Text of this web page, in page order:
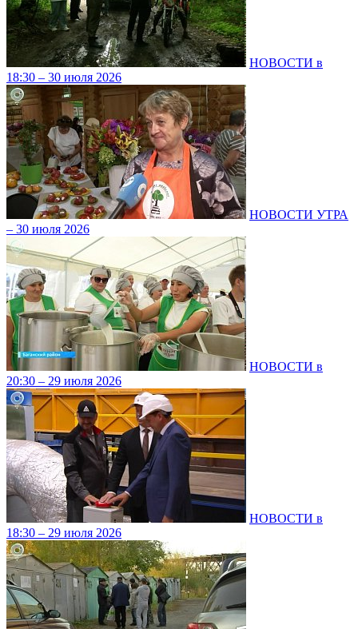
НОВОСТИ в
18:30 – 30 июля 2026
НОВОСТИ УТРА
– 30 июля 2026
НОВОСТИ в
20:30 – 29 июля 2026
НОВОСТИ в
18:30 – 29 июля 2026